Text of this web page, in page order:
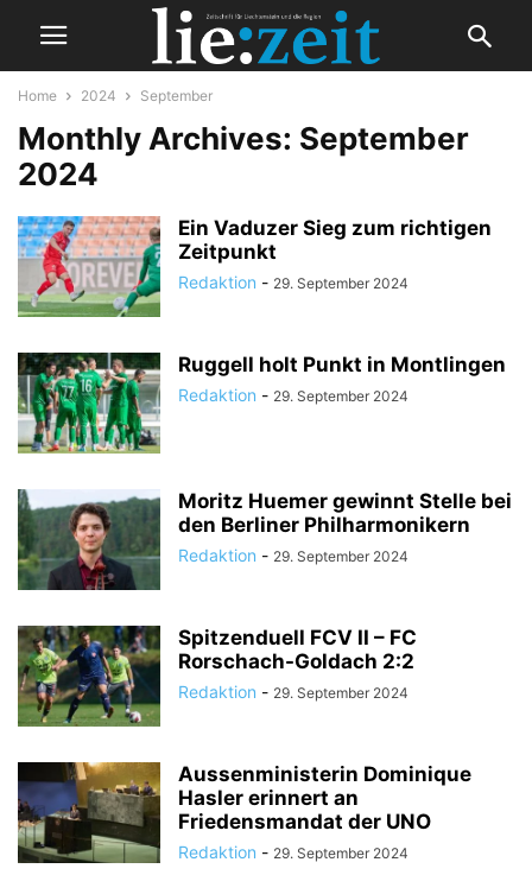
Home 2024 September
Monthly Archives: September
2024
Ein Vaduzer Sieg zum richtigen
Zeitpunkt
Redaktion - 29. September 2024
Ruggell holt Punkt in Montlingen
Redaktion - 29. September 2024
Moritz Huemer gewinnt Stelle bei
den Berliner Philharmonikern
Redaktion - 29. September 2024
Spitzenduell FCV II – FC
Rorschach-Goldach 2:2
Redaktion - 29. September 2024
Aussenministerin Dominique
Hasler erinnert an
Friedensmandat der UNO
Redaktion - 29. September 2024